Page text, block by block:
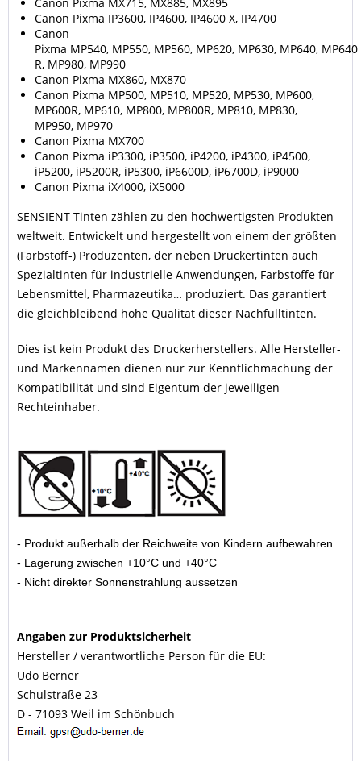
Canon Pixma IP3600, IP4600, IP4600 X, IP4700
Canon
Pixma MP540, MP550, MP560, MP620, MP630, MP640, MP640
R, MP980, MP990
Canon Pixma MX860, MX870
Canon Pixma MP500, MP510, MP520, MP530, MP600,
MP600R, MP610, MP800, MP800R, MP810, MP830,
MP950, MP970
Canon Pixma MX700
Canon Pixma iP3300, iP3500, iP4200, iP4300, iP4500,
iP5200, iP5200R, iP5300, iP6600D, iP6700D, iP9000
Canon Pixma iX4000, iX5000
SENSIENT Tinten zählen zu den hochwertigsten Produkten
weltweit. Entwickelt und hergestellt von einem der größten
(Farbstoff-) Produzenten, der neben Druckertinten auch
Spezialtinten für industrielle Anwendungen, Farbstoffe für
Lebensmittel, Pharmazeutika… produziert. Das garantiert
die gleichbleibend hohe Qualität dieser Nachfülltinten.
Dies ist kein Produkt des Druckerherstellers. Alle Hersteller-
und Markennamen dienen nur zur Kenntlichmachung der
Kompatibilität und sind Eigentum der jeweiligen
Rechteinhaber.
- Produkt außerhalb der Reichweite von Kindern aufbewahren
- Lagerung zwischen +10°C und +40°C
- Nicht direkter Sonnenstrahlung aussetzen
Angaben zur Produktsicherheit
Hersteller / verantwortliche Person für die EU:
Udo Berner
Schulstraße 23
D - 71093 Weil im Schönbuch